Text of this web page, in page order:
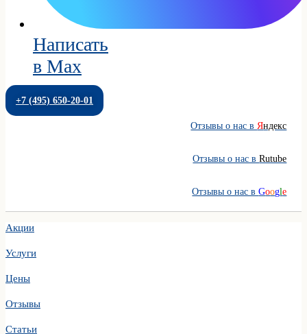
Написать
в Max
+7 (495) 650-20-01
Отзывы о нас вЯндекс
Отзывы о нас вRutube
Отзывы о нас вGoogle
Акции
Услуги
Цены
Отзывы
Статьи